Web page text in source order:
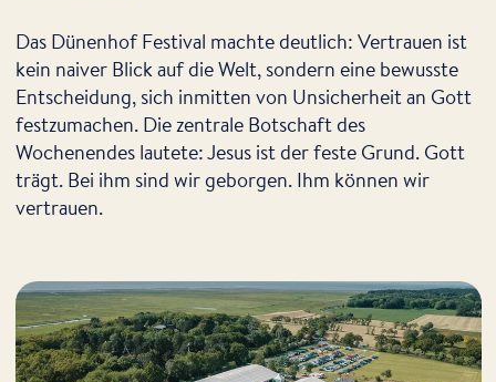
Das Dünenhof Festival machte deutlich: Vertrauen ist
kein naiver Blick auf die Welt, sondern eine bewusste
Entscheidung, sich inmitten von Unsicherheit an Gott
festzumachen. Die zentrale Botschaft des
Wochenendes lautete: Jesus ist der feste Grund. Gott
trägt. Bei ihm sind wir geborgen. Ihm können wir
vertrauen.